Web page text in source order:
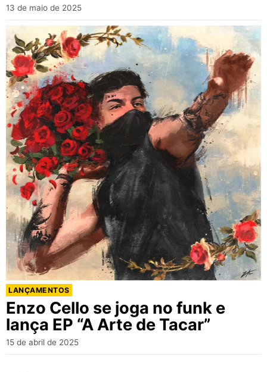
13 de maio de 2025
LANÇAMENTOS
Enzo Cello se joga no funk e
lança EP “A Arte de Tacar”
15 de abril de 2025